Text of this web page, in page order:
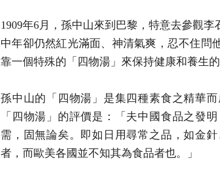
1909年6月，孫中山來到巴黎，特意去參觀
中年卻仍然紅光滿面、神清氣爽，忍不住問
靠一個特殊的「四物湯」來保持健康和養生的
孫中山的「四物湯」是集四種素食之精華
「四物湯」的評價是：「夫中國食品之發
需，固無論矣。即如日用尋常之品，如金
者，而歐美各國並不知其為食品者也。」